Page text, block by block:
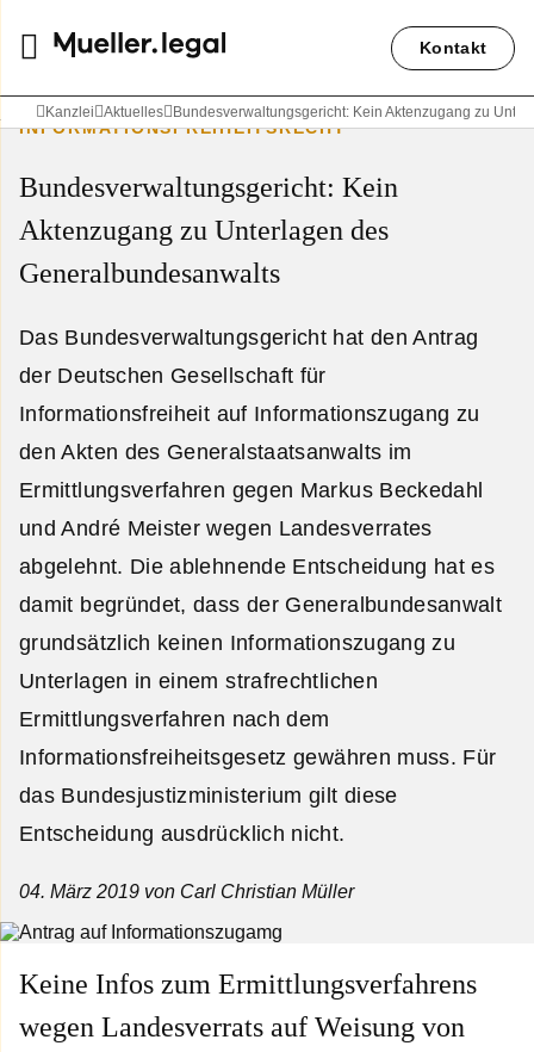
Kontakt
Kanzlei Aktuelles Bundesverwaltungsgericht: Kein Aktenzugang zu
INFORMATIONSFREIHEITSRECHT
Bundesverwaltungsgericht: Kein
Aktenzugang zu Unterlagen des
Generalbundesanwalts
Das Bundesverwaltungsgericht hat den Antrag
der Deutschen Gesellschaft für
Informationsfreiheit auf Informationszugang zu
den Akten des Generalstaatsanwalts im
Ermittlungsverfahren gegen Markus Beckedahl
und André Meister wegen Landesverrates
abgelehnt. Die ablehnende Entscheidung hat es
damit begründet, dass der Generalbundesanwalt
grundsätzlich keinen Informationszugang zu
Unterlagen in einem strafrechtlichen
Ermittlungsverfahren nach dem
Informationsfreiheitsgesetz gewähren muss. Für
das Bundesjustizministerium gilt diese
Entscheidung ausdrücklich nicht.
04. März 2019 von Carl Christian Müller
Keine Infos zum Ermittlungsverfahrens
wegen Landesverrats auf Weisung von